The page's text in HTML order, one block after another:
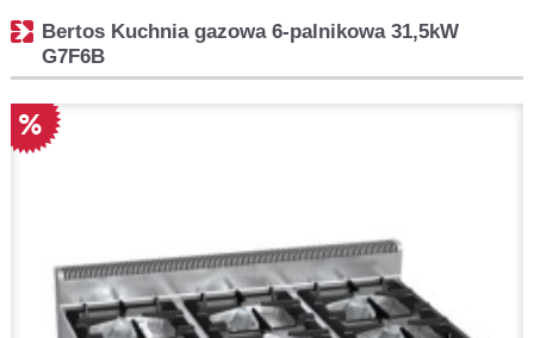
Bertos Kuchnia gazowa 6-palnikowa 31,5kW
G7F6B